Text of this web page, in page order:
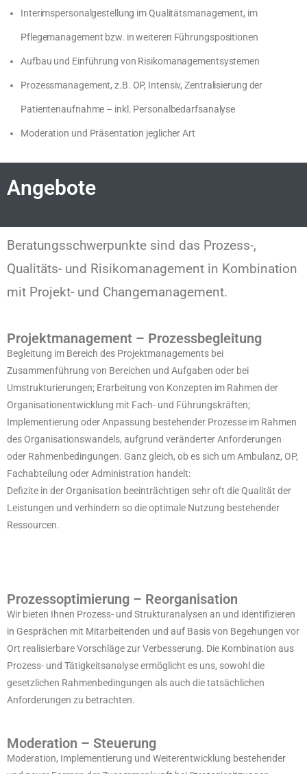
Interimspersonalgestellung im Qualitätsmanagement, im
Pflegemanagement bzw. in weiteren Führungspositionen
Aufbau und Einführung von Risikomanagementsystemen
Prozessmanagement, z.B. OP, Intensiv, Zentralisierung der
Patientenaufnahme – inkl. Personalbedarfsanalyse
Moderation und Präsentation jeglicher Art
Angebote
Beratungsschwerpunkte sind das Prozess-,
Qualitäts- und Risikomanagement in Kombination
mit Projekt- und Changemanagement.
Projektmanagement – Prozessbegleitung
Begleitung im Bereich des Projektmanagements bei
Zusammenführung von Bereichen und Aufgaben oder bei
Umstrukturierungen; Erarbeitung von Konzepten im Rahmen der
Organisationentwicklung mit Fach- und Führungskräften;
Implementierung oder Anpassung bestehender Prozesse im Rahmen
des Organisationswandels, aufgrund veränderter Anforderungen
oder Rahmenbedingungen. Ganz gleich, ob es sich um Ambulanz, OP,
Fachabteilung oder Administration handelt:
Defizite in der Organisation beeinträchtigen sehr oft die Qualität der
Leistungen und verhindern so die optimale Nutzung bestehender
Ressourcen.
Prozessoptimierung – Reorganisation
Wir bieten Ihnen Prozess- und Strukturanalysen an und identifizieren
in Gesprächen mit Mitarbeitenden und auf Basis von Begehungen vor
Ort realisierbare Vorschläge zur Verbesserung. Die Kombination aus
Prozess- und Tätigkeitsanalyse ermöglicht es uns, sowohl die
gesetzlichen Rahmenbedingungen als auch die tatsächlichen
Anforderungen zu betrachten.
Moderation – Steuerung
Moderation, Implementierung und Weiterentwicklung bestehender